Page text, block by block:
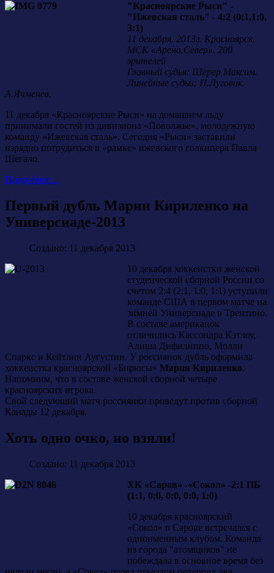
"Красноярские Рыси" -
"Ижевская сталь" - 4:2 (0:1,1:0,
3:1)
11 декабря. 2013г. Красноярск.
МСК «Арена.Север». 200
зрителей
Главный судья: Шерер Максим.
Линейные судьи: П.Луговик.
А.Ячменев.
11 декабря «Красноярские Рыси» на домашнем льду
принимали гостей из дивизиона «Поволжье», молодежную
команду «Ижевская сталь». Сегодня «Рыси» заставили
изрядно потрудиться в «рамке» ижевского голкипера Павла
Шегало.
Подробнее...
Первый дубль Марии Кириленко на
Универсиаде-2013
Создано: 11 декабря 2013
10 декабря хоккеистки женской
студенческой сборной России со
счетом 2:4 (2:1, 1:0, 1:1) уступили
команде США в первом матче на
зимней Универсиаде в Трентино.
В составе американок
отличились Кассондра Кэтлоу,
Алиша Дифилиппо, Молли
Спаркс и Кейтлин Аугустин. У россиянок дубль оформила
хоккеистка красноярской «Бирюсы» Мария Кириленко.
Напомним, что в составе женской сборной четыре
красноярских игрока.
Свой следующий матч россиянки проведут против сборной
Канады 12 декабря.
Хоть одно очко, но взяли!
Создано: 11 декабря 2013
ХК «Саров» -«Сокол» -2:1 ПБ
(1:1, 0:0, 0:0, 0:0, 1:0)
10 декабря красноярский
«Сокол» в Сарове встречался с
одноименным клубом. Команда
из города "атомщиков" не
побеждала в основное время без